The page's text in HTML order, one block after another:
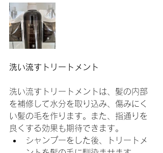
洗い流すトリートメント
洗い流すトリートメントは、髪の内部
を補修して水分を取り込み、傷みにく
い髪の毛を作ります。また、指通りを
良くする効果も期待できます。
シャンプーをした後、トリートメ